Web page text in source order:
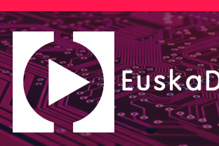
Saltar
al
contenido